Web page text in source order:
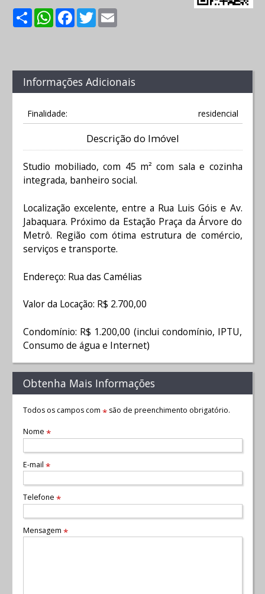
ShareWhatsApp
Facebook
Twitter
Informações Adicionais
Finalidade: residencial
Descrição do Imóvel
Studio mobiliado, com 45 m² com sala e cozinha
integrada, banheiro social.
Localização excelente, entre a Rua Luis Góis e Av.
Jabaquara. Próximo da Estação Praça da Árvore do
Metrô. Região com ótima estrutura de comércio,
serviços e transporte.
Endereço: Rua das Camélias
Valor da Locação: R$ 2.700,00
Condomínio: R$ 1.200,00 (inclui condomínio, IPTU,
Consumo de água e Internet)
Obtenha Mais Informações
Todos os campos com *são de preenchimento obrigatório.
Nome *
E-mail *
Telefone *
Mensagem *